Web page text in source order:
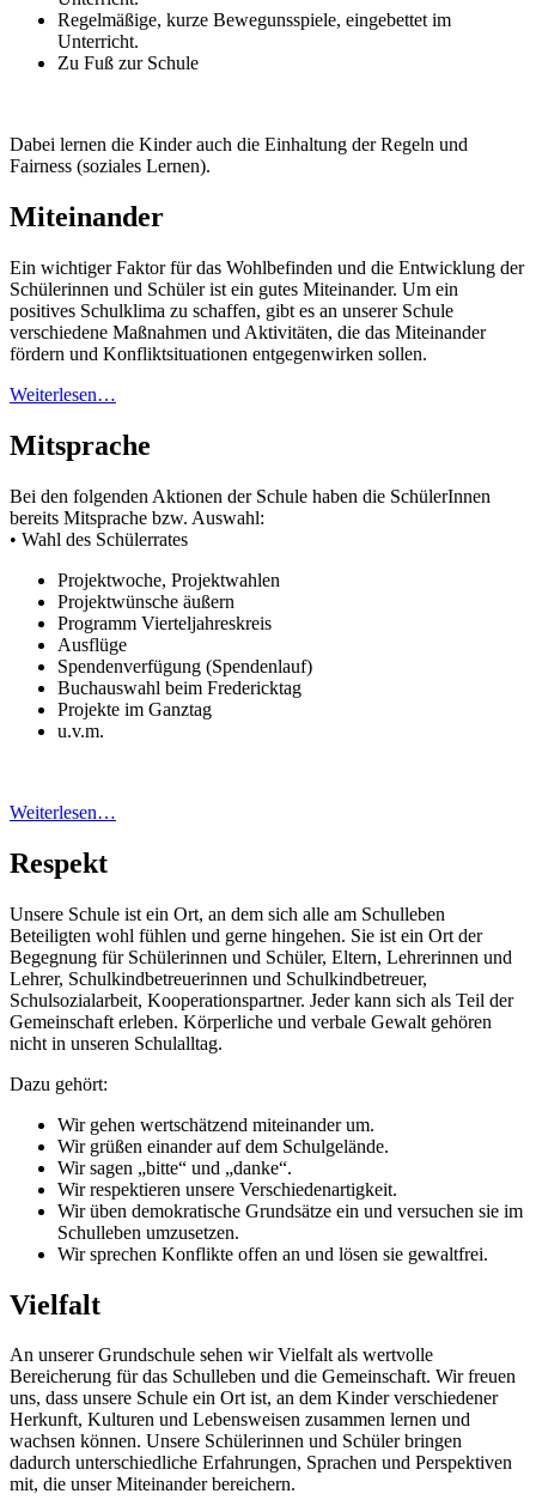
Regelmäßige, kurze Bewegunsspiele, eingebettet im
Unterricht.
Zu Fuß zur Schule
Dabei lernen die Kinder auch die Einhaltung der Regeln und
Fairness (soziales Lernen).
Miteinander
Ein wichtiger Faktor für das Wohlbefinden und die Entwicklung der
Schülerinnen und Schüler ist ein gutes Miteinander. Um ein
positives Schulklima zu schaffen, gibt es an unserer Schule
verschiedene Maßnahmen und Aktivitäten, die das Miteinander
fördern und Konfliktsituationen entgegenwirken sollen.
Weiterlesen…
Mitsprache
Bei den folgenden Aktionen der Schule haben die SchülerInnen
bereits Mitsprache bzw. Auswahl:
• Wahl des Schülerrates
Projektwoche, Projektwahlen
Projektwünsche äußern
Programm Vierteljahreskreis
Ausflüge
Spendenverfügung (Spendenlauf)
Buchauswahl beim Fredericktag
Projekte im Ganztag
u.v.m.
Weiterlesen…
Respekt
Unsere Schule ist ein Ort, an dem sich alle am Schulleben
Beteiligten wohl fühlen und gerne hingehen. Sie ist ein Ort der
Begegnung für Schülerinnen und Schüler, Eltern, Lehrerinnen und
Lehrer, Schulkindbetreuerinnen und Schulkindbetreuer,
Schulsozialarbeit, Kooperationspartner. Jeder kann sich als Teil der
Gemeinschaft erleben. Körperliche und verbale Gewalt gehören
nicht in unseren Schulalltag.
Dazu gehört:
Wir gehen wertschätzend miteinander um.
Wir grüßen einander auf dem Schulgelände.
Wir sagen „bitte“ und „danke“.
Wir respektieren unsere Verschiedenartigkeit.
Wir üben demokratische Grundsätze ein und versuchen sie im
Schulleben umzusetzen.
Wir sprechen Konflikte offen an und lösen sie gewaltfrei.
Vielfalt
An unserer Grundschule sehen wir Vielfalt als wertvolle
Bereicherung für das Schulleben und die Gemeinschaft. Wir freuen
uns, dass unsere Schule ein Ort ist, an dem Kinder verschiedener
Herkunft, Kulturen und Lebensweisen zusammen lernen und
wachsen können. Unsere Schülerinnen und Schüler bringen
dadurch unterschiedliche Erfahrungen, Sprachen und Perspektiven
mit, die unser Miteinander bereichern.